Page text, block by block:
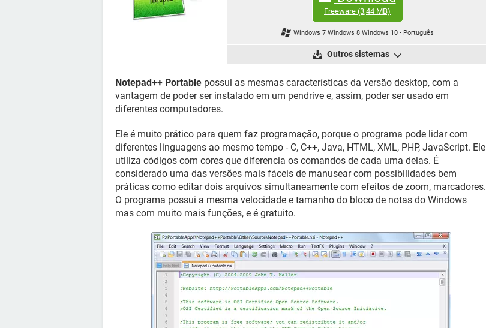
Freeware (3,44 MB)
Windows 7 Windows 8 Windows 10 - Português
Outros sistemas
Notepad++ Portable possui as mesmas características da versão desktop, com a
vantagem de poder ser instalado em um pendrive e, assim, poder ser usado em
diferentes computadores.
Ele é muito prático para quem faz programação, porque o programa pode lidar com
diferentes linguagens ao mesmo tempo - C, C++, Java, HTML, XML, PHP, JavaScript. Ele
utiliza códigos com cores que diferencia os comandos de cada uma delas. É
considerado uma das versões mais fáceis de manusear com possibilidades bem
práticas como editar dois arquivos simultaneamente com efeitos de zoom, marcadores.
O programa possui a mesma velocidade e tamanho do bloco de notas do Windows
mas com muito mais funções, e é gratuito.